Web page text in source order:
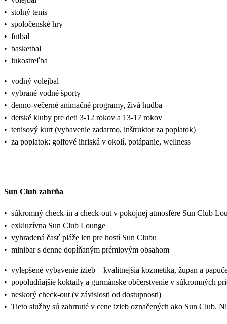
• stolný tenis
• spoločenské hry
• futbal
• basketbal
• lukostreľba
• vodný volejbal
• vybrané vodné športy
• denno-večerné animačné programy, živá hudba
• detské kluby pre deti 3-12 rokov a 13-17 rokov
• tenisový kurt (vybavenie zadarmo, inštruktor za poplatok)
• za poplatok: golfové ihriská v okolí, potápanie, wellness
Sun Club zahŕňa
• súkromný check-in a check-out v pokojnej atmosfére Sun Club
• exkluzívna Sun Club Lounge
• vyhradená časť pláže len pre hostí Sun Clubu
• minibar s denne dopĺňaným prémiovým obsahom
• vylepšené vybavenie izieb – kvalitnejšia kozmetika, župan a
• popoludňajšie koktaily a gurmánske občerstvenie v súkromných
• neskorý check-out (v závislosti od dostupnosti)
• Tieto služby sú zahrnuté v cene izieb označených ako Sun Club.